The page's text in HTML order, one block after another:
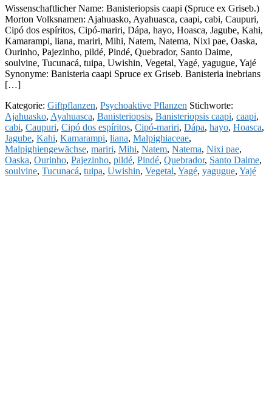
Wissenschaftlicher Name: Banisteriopsis caapi (Spruce ex Griseb.)
Morton Volksnamen: Ajahuasko, Ayahuasca, caapi, cabi, Caupuri,
Cipó dos espíritos, Cipó-mariri, Dápa, hayo, Hoasca, Jagube, Kahi,
Kamarampi, liana, mariri, Mihi, Natem, Natema, Nixi pae, Oaska,
Ourinho, Pajezinho, pildé, Pindé, Quebrador, Santo Daime,
soulvine, Tucunacá, tuipa, Uwishin, Vegetal, Yagé, yagugue, Yajé
Synonyme: Banisteria caapi Spruce ex Griseb. Banisteria inebrians
[…]
Kategorie: Giftpflanzen, Psychoaktive Pflanzen Stichworte:
Ajahuasko, Ayahuasca, Banisteriopsis, Banisteriopsis caapi, caapi,
cabi, Caupuri, Cipó dos espíritos, Cipó-mariri, Dápa, hayo, Hoasca,
Jagube, Kahi, Kamarampi, liana, Malpighiaceae,
Malpighiengewächse, mariri, Mihi, Natem, Natema, Nixi pae,
Oaska, Ourinho, Pajezinho, pildé, Pindé, Quebrador, Santo Daime,
soulvine, Tucunacá, tuipa, Uwishin, Vegetal, Yagé, yagugue, Yajé